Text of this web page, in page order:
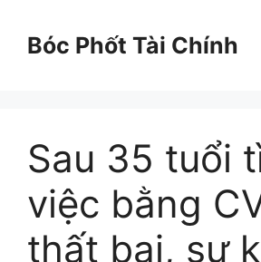
contentBóc Phốt Tài Chính
Sau 35 tuổi
việc bằng
thất bại, sự